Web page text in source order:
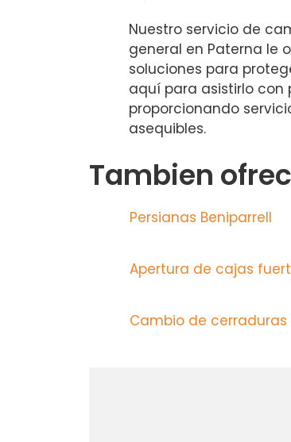
Nuestro servicio de
general en Paterna le
soluciones para
aquí para asistirlo con
proporcionando
asequibles.
Tambien
Persianas Beniparrell
Apertura de cajas
Cambio de cerraduras